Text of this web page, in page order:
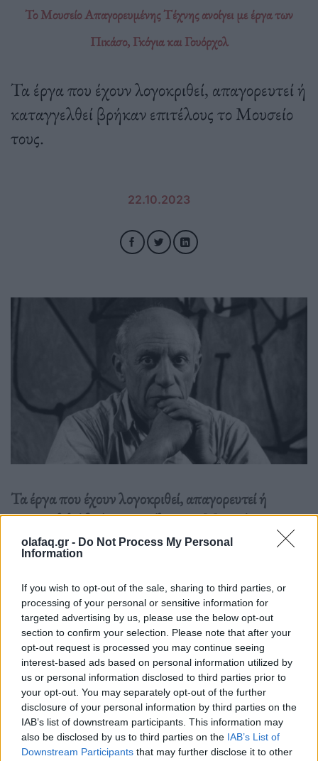
olafaq.gr - Do Not Process My Personal
Information
If you wish to opt-out of the sale, sharing to third parties, or
processing of your personal or sensitive information for
targeted advertising by us, please use the below opt-out
section to confirm your selection. Please note that after your
opt-out request is processed you may continue seeing
interest-based ads based on personal information utilized by
us or personal information disclosed to third parties prior to
your opt-out. You may separately opt-out of the further
disclosure of your personal information by third parties on the
IAB’s list of downstream participants. This information may
also be disclosed by us to third parties on the IAB’s List of
Downstream Participants that may further disclose it to other
Το Μουσείο Απαγορευμένης Τέχνης ανοίγει με έργα των
Πικάσο, Γκόγια και Γουόρχολ
Τα έργα που έχουν λογοκριθεί, απαγορευτεί ή
καταγγελθεί βρήκαν επιτέλους το Μουσείο
τους.
22.10.2023
Τα έργα που έχουν λογοκριθεί, απαγορευτεί ή
καταγγελθεί βρήκαν επιτέλους το Μουσείο τους.
Δημοσιεύθηκε σεΤέχνη|TaggedΓκόγια,λογοκριμένα έργα,Μουσείο
Απαγορευμένης Τέχνης,Πικάσο
Δείτε επίσης